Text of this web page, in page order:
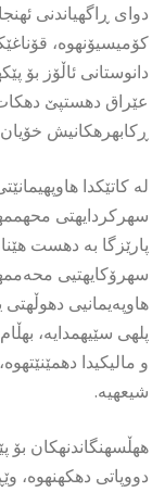
دوای ڕاگهیاندنی
كۆمیسیۆنهوه،
دانوستانی ئاڵۆز بۆ
عێراق دهستپێ
ڕكابهرهكانیش
له كاتێكدا
پارێزگا به دهست
سهرۆكایهتیی
هاوپەیمانیی
پلهی سێیهمدایه،
و مالیكیدا
شیعهیه.
ههڵسهنگاندنهكان بۆ
دووپاتی دهكهنهوه،